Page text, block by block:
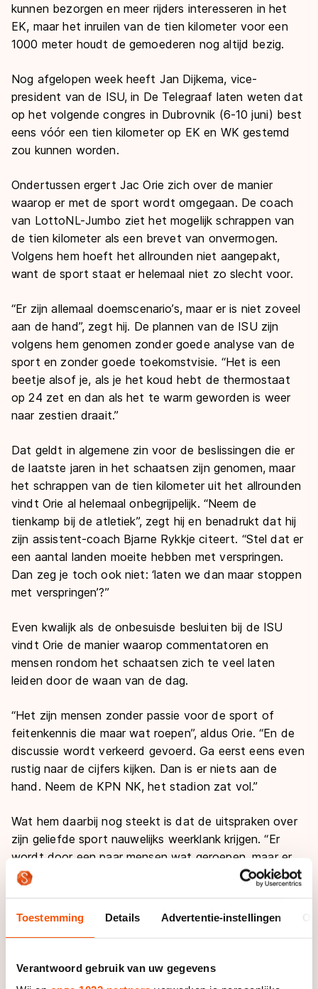
Toestemming Details Advertentie-instellingen
Verantwoord gebruik van uw gegevens
kunnen bezorgen en meer rijders interesseren in het
EK, maar het inruilen van de tien kilometer voor een
1000 meter houdt de gemoederen nog altijd bezig.
Nog afgelopen week heeft Jan Dijkema, vice-
president van de ISU, in De Telegraaf laten weten dat
op het volgende congres in Dubrovnik (6-10 juni) best
eens vóór een tien kilometer op EK en WK gestemd
zou kunnen worden.
Ondertussen ergert Jac Orie zich over de manier
waarop er met de sport wordt omgegaan. De coach
van LottoNL-Jumbo ziet het mogelijk schrappen van
de tien kilometer als een brevet van onvermogen.
Volgens hem hoeft het allrounden niet aangepakt,
want de sport staat er helemaal niet zo slecht voor.
“Er zijn allemaal doemscenario’s, maar er is niet zoveel
aan de hand”, zegt hij. De plannen van de ISU zijn
volgens hem genomen zonder goede analyse van de
sport en zonder goede toekomstvisie. “Het is een
beetje alsof je, als je het koud hebt de thermostaat
op 24 zet en dan als het te warm geworden is weer
naar zestien draait.”
Dat geldt in algemene zin voor de beslissingen die er
de laatste jaren in het schaatsen zijn genomen, maar
het schrappen van de tien kilometer uit het allrounden
vindt Orie al helemaal onbegrijpelijk. “Neem de
tienkamp bij de atletiek”, zegt hij en benadrukt dat hij
zijn assistent-coach Bjarne Rykkje citeert. “Stel dat er
een aantal landen moeite hebben met verspringen.
Dan zeg je toch ook niet: ‘laten we dan maar stoppen
met verspringen’?”
Even kwalijk als de onbesuisde besluiten bij de ISU
vindt Orie de manier waarop commentatoren en
mensen rondom het schaatsen zich te veel laten
leiden door de waan van de dag.
“Het zijn mensen zonder passie voor de sport of
feitenkennis die maar wat roepen”, aldus Orie. “En de
discussie wordt verkeerd gevoerd. Ga eerst eens even
rustig naar de cijfers kijken. Dan is er niets aan de
hand. Neem de KPN NK, het stadion zat vol.”
Wat hem daarbij nog steekt is dat de uitspraken over
zijn geliefde sport nauwelijks weerklank krijgen. “Er
wordt door een paar mensen wat geroepen, maar er
wordt weinig gereageerd op wat ze zeggen terwijl ze
Daarom mengt Orie zich steeds vaker in de discussies
Heerenveen kwam hij nog in het geweer tegen